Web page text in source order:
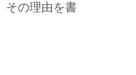
その理由を書